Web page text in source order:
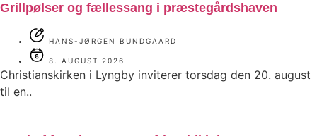
Grillpølser og fællessang i præstegårdshaven
HANS-JØRGEN BUNDGAARD
8. AUGUST 2026
Christianskirken i Lyngby inviterer torsdag den 20. august
til en..